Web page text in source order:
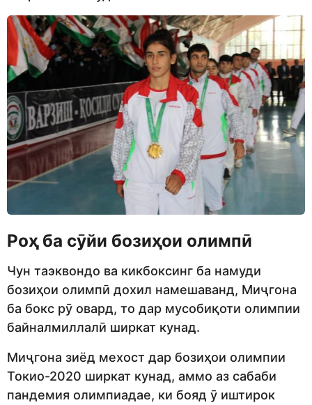
Роҳ ба сӯйи бозиҳои олимпӣ
Чун таэквондо ва кикбоксинг ба намуди
бозиҳои олимпӣ дохил намешаванд, Миҷгона
ба бокс рӯ овард, то дар мусобиқоти олимпии
байналмиллалӣ ширкат кунад.
Миҷгона зиёд мехост дар бозиҳои олимпии
Токио-2020 ширкат кунад, аммо аз сабаби
пандемия олимпиадае, ки бояд ӯ иштирок